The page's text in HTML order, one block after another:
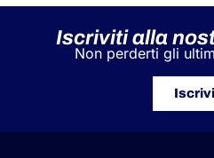
Iscriviti alla
Non perderti gli